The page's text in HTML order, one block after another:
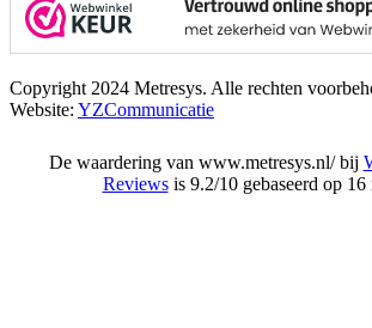
Copyright 2024 Metresys. Alle rechten
Website: YZCommunicatie
De waardering van www.metresys.nl/ bij
Reviewsis 9.2/10 gebaseerd op 16